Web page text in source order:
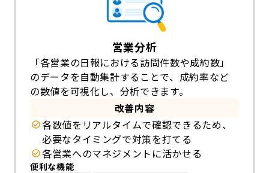
営業分析
「各営業の日報における訪問件数や成約数」
のデータを自動集計することで、成約率など
の数値を可視化し、分析できます。
改善内容
各数値をリアルタイムで確認できるため、
必要なタイミングで対策を打てる
各営業へのマネジメントに活かせる
便利な機能